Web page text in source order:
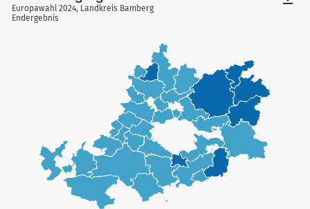
Europawahl 2024, Landkreis Bamberg
Endergebnis